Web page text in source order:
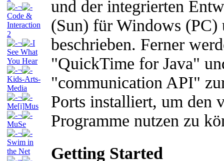
¬
Code &
Interaction
2
¬
I
See What
You Hear
¬
Kids-Arts-
Media
¬
Me[i]Mus
¬
MuSe
¬
Swim in
the Net
und der integrierten
(Sun) für Windows
beschrieben. Ferner
"QuickTime for Java"
"communication API"
Ports installiert, um den
Programme nutzen zu
Getting Started